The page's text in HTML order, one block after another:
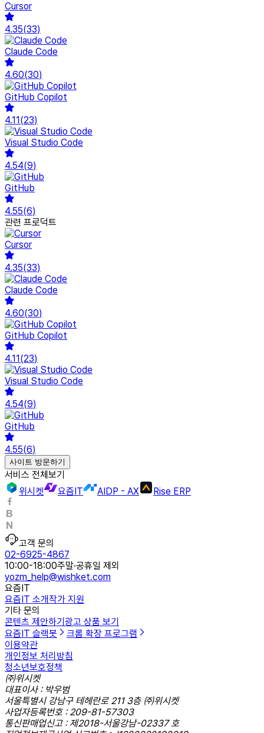
Cursor
4.35(33)
Claude Code
4.60(30)
GitHub Copilot
4.11(23)
Visual Studio Code
4.54(9)
GitHub
4.55(6)
관련 프로덕트
Cursor
4.35(33)
Claude Code
4.60(30)
GitHub Copilot
4.11(23)
Visual Studio Code
4.54(9)
GitHub
4.55(6)
사이트 방문하기
서비스 전체보기
위시켓
요즘IT AIDP - AX Rise ERP
고객 문의
02-6925-4867
10:00-18:00주말·공휴일 제외
yozm_help@wishket.com
요즘IT
요즘IT 소개작가 지원
기타 문의
콘텐츠 제안하기광고 상품 보기
요즘IT 슬랙봇
크롬 확장 프로그램
이용약관
개인정보 처리방침
청소년보호정책
㈜위시켓
대표이사 : 박우범
서울특별시 강남구 테헤란로 211 3층 ㈜위시켓
사업자등록번호 : 209-81-57303
통신판매업신고 : 제2018-서울강남-02337 호